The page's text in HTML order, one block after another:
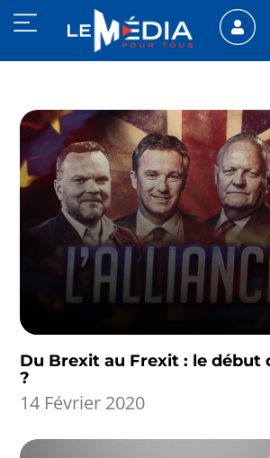
Du Brexit au Frexit : le début
?
14 Février 2020